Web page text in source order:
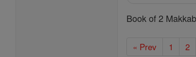
Book of 2
« Prev 1 2